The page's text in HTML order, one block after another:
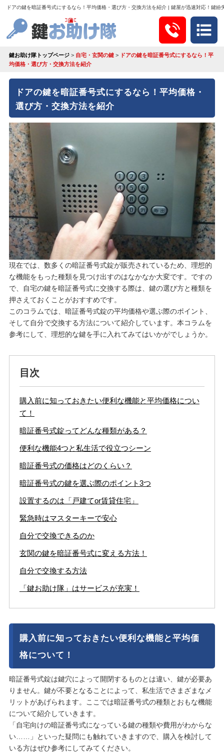
ドアの鍵を暗証番号式にするなら！平均価格・選び方・交換方法を紹介 | 鍵屋が迅速対応！鍵
鍵お助け隊トップページ> 自宅・玄関の鍵> ドアの鍵を暗証番号式にするなら！平
均価格・選び方・交換方法を紹介
ドアの鍵を暗証番号式にするなら！平均価格・
選び方・交換方法を紹介
現在では、数多くの暗証番号式錠が販売されているため、理想的
な機能をもった種類を見つけ出すのはなかなか大変です。ですの
で、自宅の鍵を暗証番号式に交換する際は、鍵の選び方と種類を
押さえておくことがおすすめです。
このコラムでは、暗証番号式錠の平均価格や選ぶ際のポイント、
そして自分で交換する方法について紹介しています。本コラムを
参考にして、理想的な鍵を手に入れてみてはいかがでしょうか。
目次
購入前に知っておきたい便利な機能と平均価格につい
て！
暗証番号式錠ってどんな種類がある？
便利な機能4つと私生活で役立つシーン
暗証番号式の価格はどのくらい？
暗証番号式の鍵を選ぶ際のポイント3つ
設置するのは「戸建てor賃貸住宅」
緊急時はマスターキーで安心
自分で交換できるのか
玄関の鍵を暗証番号式に変える方法！
自分で交換する方法
「鍵お助け隊」はサービスが充実！
購入前に知っておきたい便利な機能と平均価
格について！
暗証番号式錠は鍵穴によって開閉するものとは違い、鍵が必要あ
りません。鍵が不要となることによって、私生活でさまざまなメ
リットがあげられます。ここでは暗証番号式の種類とおもな機能
について紹介していきます。
「自宅向けの暗証番号式になっている鍵の種類や費用がわからな
い……」といった疑問にも触れていきますので、購入を検討して
いる方はぜひ参考にしてみてください。